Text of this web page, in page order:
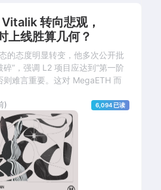
转向悲观，
上线胜算几何？
的态度明显转变，他多次公开批
”，强调 L2 项目应达到“第一阶
则难言重要。这对 MegaETH 而
) 6,094 已读